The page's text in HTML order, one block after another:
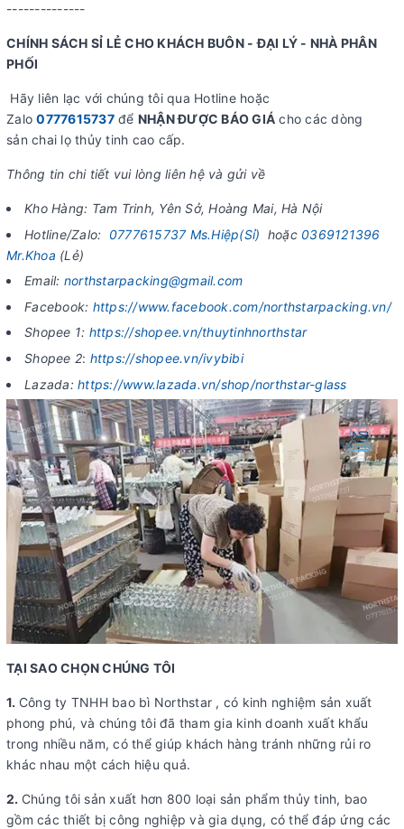
--------------
CHÍNH SÁCH SỈ LẺ CHO KHÁCH BUÔN - ĐẠI LÝ - NHÀ PHÂN
PHỐI
Hãy liên lạc với chúng tôi qua Hotline hoặc
Zalo0777615737để NHẬN ĐƯỢC BÁO GIÁ cho các dòng
sản chai lọ thủy tinh cao cấp.
Thông tin chi tiết vui lòng liên hệ và gửi về
Kho Hàng: Tam Trinh, Yên Sở, Hoàng Mai, Hà Nội
Hotline/Zalo: 0777615737 Ms.Hiệp(Sỉ) hoặc 0369121396
Mr.Khoa (Lẻ)
Email: northstarpacking@gmail.com
Facebook: https://www.facebook.com/northstarpacking.vn/
Shopee 1: https://shopee.vn/thuytinhnorthstar
Shopee 2: https://shopee.vn/ivybibi
Lazada: https://www.lazada.vn/shop/northstar-glass
TẠI SAO CHỌN CHÚNG TÔI
1. Công ty TNHH bao bì Northstar , có kinh nghiệm sản xuất
phong phú, và chúng tôi đã tham gia kinh doanh xuất khẩu
trong nhiều năm, có thể giúp khách hàng tránh những rủi ro
khác nhau một cách hiệu quả.
2. Chúng tôi sản xuất hơn 800 loại sản phẩm thủy tinh, bao
gồm các thiết bị công nghiệp và gia dụng, có thể đáp ứng các